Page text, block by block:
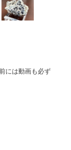
には動画も必ず